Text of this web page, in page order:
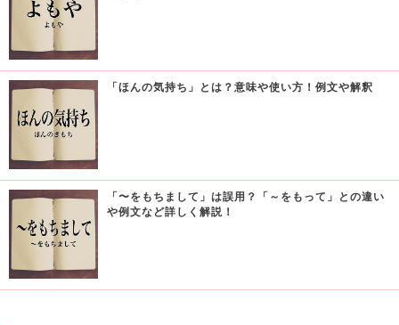
「ほんの気持ち」とは？意味や使い方！例文や解釈
「〜をもちまして」は誤用？「～をもって」との違い
や例文など詳しく解説！